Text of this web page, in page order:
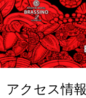
アクセス情報